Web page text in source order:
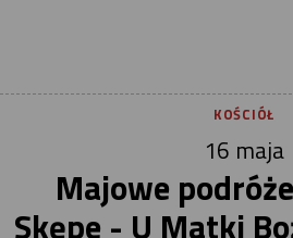
KOŚCIÓŁ
16 maja
Majowe
Skępe - U Matki